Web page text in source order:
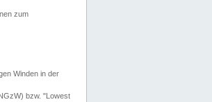
zum
Winden in der
bzw. "Lowest